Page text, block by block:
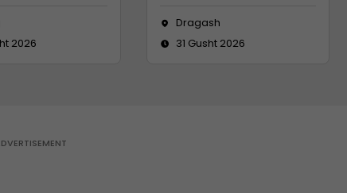
2026
Dragash
31 Gusht 2026